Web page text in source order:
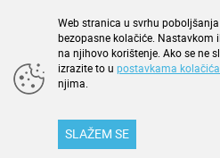
Web stranica u svrhu
bezopasne kolačiće. Nastavkom
na njihovo korištenje. Ako se ne
izrazite to u postavkama kolačića
njima.
SLAŽEM SE